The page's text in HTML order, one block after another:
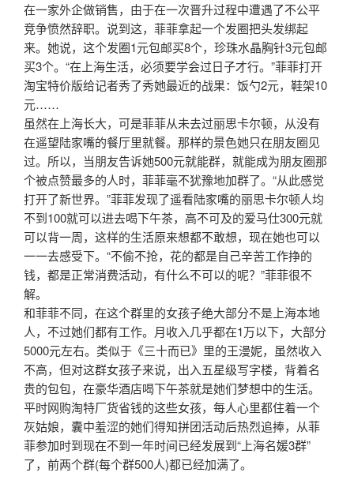
在一家外企做销售，由于在一次晋升过程中遭遇了不公平
竞争愤然辞职。说到这，菲菲拿起一个发圈把头发绑起
来。她说，这个发圈1元包邮买8个，珍珠水晶胸针3元包邮
买3个。“在上海生活，必须要学会过日子才行。”菲菲打开
淘宝特价版给记者秀了秀她最近的战果：饭勺2元，鞋架10
元……
虽然在上海长大，可是菲菲从未去过丽思卡尔顿，从没有
在遥望陆家嘴的餐厅里就餐。那样的景色她只在朋友圈见
过。所以，当朋友告诉她500元就能群，就能成为朋友圈那
个被点赞最多的人时，菲菲毫不犹豫地加群了。“从此感觉
打开了新世界。”菲菲发现了遥看陆家嘴的丽思卡尔顿人均
不到100就可以进去喝下午茶，高不可及的爱马仕300元就
可以背一周，这样的生活原来想都不敢想，现在她也可以
一一去感受下。“不偷不抢，花的都是自己辛苦工作挣的
钱，都是正常消费活动，有什么不可以的呢？”菲菲很不
解。
和菲菲不同，在这个群里的女孩子绝大部分不是上海本地
人，不过她们都有工作。月收入几乎都在1万以下，大部分
5000元左右。类似于《三十而已》里的王漫妮，虽然收入
不高，但对这群女孩子来说，出入五星级写字楼，背着名
贵的包包，在豪华酒店喝下午茶就是她们梦想中的生活。
平时网购淘特厂货省钱的这些女孩，每人心里都住着一个
灰姑娘，囊中羞涩的她们得知拼团活动后热烈追捧，从菲
菲参加时到现在不到一年时间已经发展到“上海名媛3群”
了，前两个群(每个群500人)都已经加满了。